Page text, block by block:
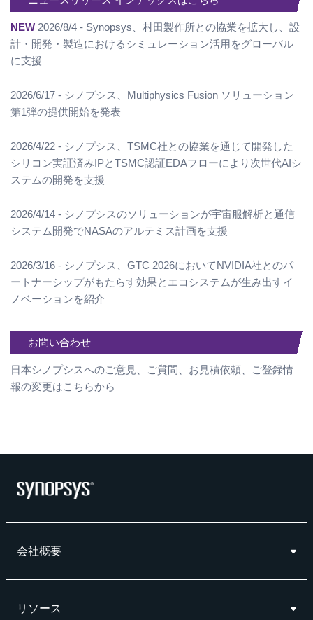
NEW 2026/8/4 - Synopsys、村田製作所との協業を拡大し、設
計・開発・製造におけるシミュレーション活用をグローバル
に支援
2026/6/17 - シノプシス、Multiphysics Fusion ソリューション
第1弾の提供開始を発表
2026/4/22 - シノプシス、TSMC社との協業を通じて開発した
シリコン実証済みIPとTSMC認証EDAフローにより次世代AIシ
ステムの開発を支援
2026/4/14 - シノプシスのソリューションが宇宙服解析と通信
システム開発でNASAのアルテミス計画を支援
2026/3/16 - シノプシス、GTC 2026においてNVIDIA社とのパ
ートナーシップがもたらす効果とエコシステムが生み出すイ
ノベーションを紹介
お問い合わせ
日本シノプシスへのご意見、ご質問、お見積依頼、ご登録情
報の変更はこちらから
会社概要
リソース